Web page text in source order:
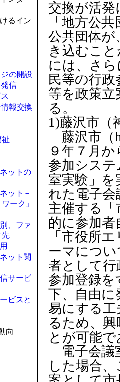
るイン
の開設
信
報交換
ットの
ット－
ーク」
、ファ
先
ット関
サービ
ビスと
向
交換が活
「地方公
公共団体が
き込むこ
には、さ
民等の行
等を政策
る。
1)藤沢市（
藤沢市（
９年７月
参加システ
室実験」
れた電子会
主催する「
的に参加
「市役所
ーマにつ
者として行
参加登録を
下、自由に
易にする
るため、
とが可能
電子会議
した場合